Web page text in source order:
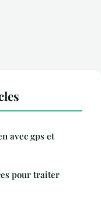
avec gps et
pour traiter